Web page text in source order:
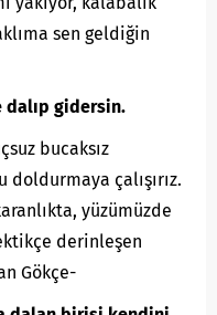
sen geldiğin
dalıp gidersin.
bucaksız
çalışırız.
yüzümüzde
derinleşen
Gökçe-